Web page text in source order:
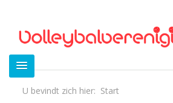
U bevindt zich hier: Start